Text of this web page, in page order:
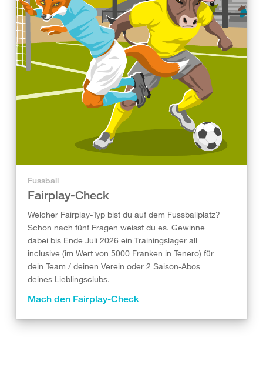
Fussball
Fairplay-Check
Welcher Fairplay-Typ bist du auf dem Fussballplatz?
Schon nach fünf Fragen weisst du es. Gewinne
dabei bis Ende Juli 2026 ein Trainingslager all
inclusive (im Wert von 5000 Franken in Tenero) für
dein Team / deinen Verein oder 2 Saison-Abos
deines Lieblingsclubs.
Mach den Fairplay-Check